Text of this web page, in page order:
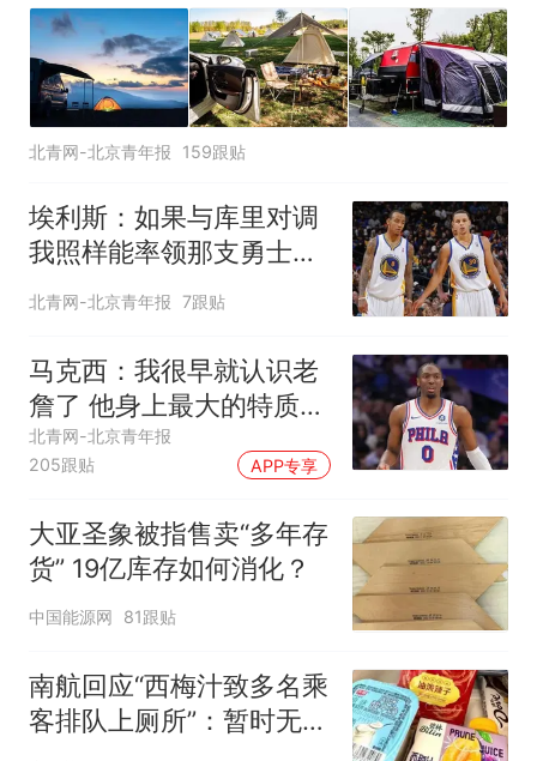
北青网-北京青年报 159跟贴
埃利斯：如果与库里对调
我照样能率领那支勇士取
得现在的成就
北青网-北京青年报 7跟贴
马克西：我很早就认识老
詹了 他身上最大的特质就
是谦逊
北青网-北京青年报
205跟贴
APP专享
大亚圣象被指售卖“多年存
货” 19亿库存如何消化？
中国能源网 81跟贴
南航回应“西梅汁致多名乘
客排队上厕所”：暂时无法
核查是否发放西梅汁